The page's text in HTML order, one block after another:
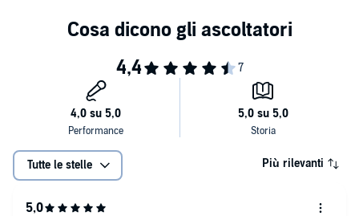
Tutte le stelle Più rilevanti